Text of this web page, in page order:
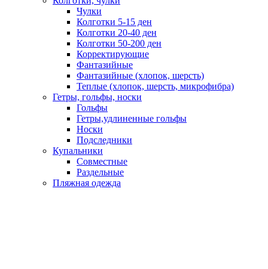
Чулки
Колготки 5-15 ден
Колготки 20-40 ден
Колготки 50-200 ден
Корректирующие
Фантазийные
Фантазийные (хлопок, шерсть)
Теплые (хлопок, шерсть, микрофибра)
Гетры, гольфы, носки
Гольфы
Гетры,удлиненные гольфы
Носки
Подследники
Купальники
Совместные
Раздельные
Пляжная одежда